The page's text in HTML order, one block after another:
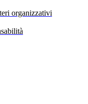
organizzativi